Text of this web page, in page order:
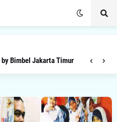
Bimbel Jakarta Timur